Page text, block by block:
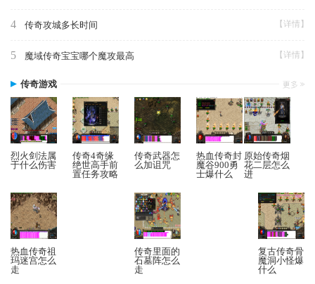
4 传奇攻城多长时间 【详情】
5 魔域传奇宝宝哪个魔攻最高 【详情】
传奇游戏
烈火剑法属
于什么伤害
传奇4奇缘
绝世高手前
置任务攻略
传奇武器怎
么加诅咒
热血传奇封
魔谷900勇
士爆什么
原始传奇烟
花二层怎么
进
热血传奇祖
玛迷宫怎么
走
传奇里面的
石墓阵怎么
走
复古传奇骨
魔洞小怪爆
什么